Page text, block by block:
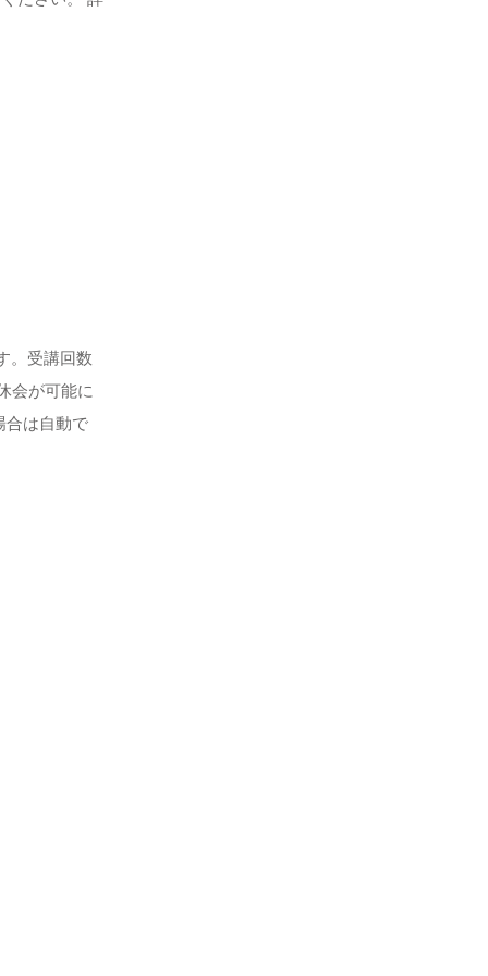
。受講回数
会が可能に
合は自動で